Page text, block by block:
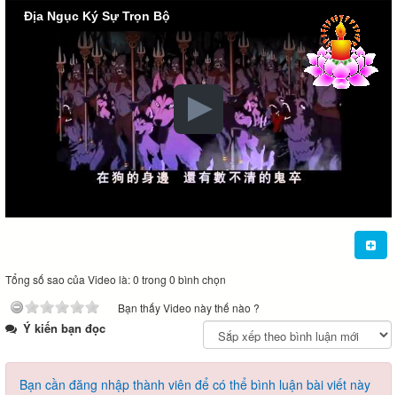
Địa Ngục Ký Sự Trọn Bộ
Tổng số sao của Video là: 0 trong 0 bình chọn
Bạn thấy Video này thế nào ?
Ý kiến bạn đọc
Bạn cần đăng nhập thành viên để có thể bình luận bài viết này